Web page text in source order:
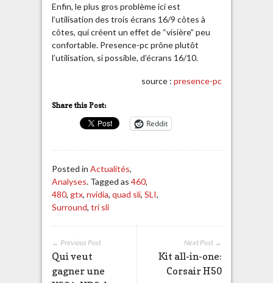
Enfin, le plus gros problème ici est
l’utilisation des trois écrans 16/9 côtes à
côtes, qui créent un effet de “visière” peu
confortable. Presence-pc prône plutôt
l’utilisation, si possible, d’écrans 16/10.
source : presence-pc
Share this Post:
Reddit
Posted in Actualités,
Analyses. Tagged as 460,
480, gtx, nvidia, quad sli, SLI,
Surround, tri sli
Next Post →
Kit all-in-one:
Corsair H50
← Previous Post
Qui veut
gagner une